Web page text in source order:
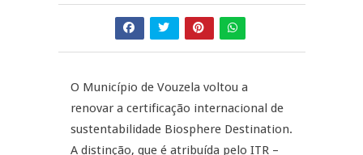
A Juiz Esclarece – Medidas a
executar no meio natural de
S.J. Pesqueira
Barrelas Summer Fest em Vila
Nova de Paiva
O Município de Vouzela voltou a
renovar a certificação internacional de
sustentabilidade Biosphere Destination.
A distinção, que é atribuída pelo ITR –